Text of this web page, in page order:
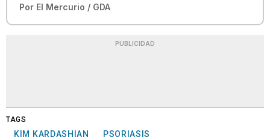
Por El Mercurio / GDA
PUBLICIDAD
TAGS
KIM KARDASHIAN PSORIASIS